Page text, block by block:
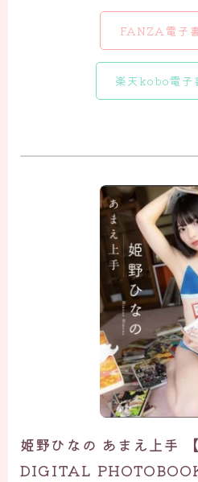
FANZA電子
楽天kobo電子
姫野ひなの あまえ上手
DIGITAL